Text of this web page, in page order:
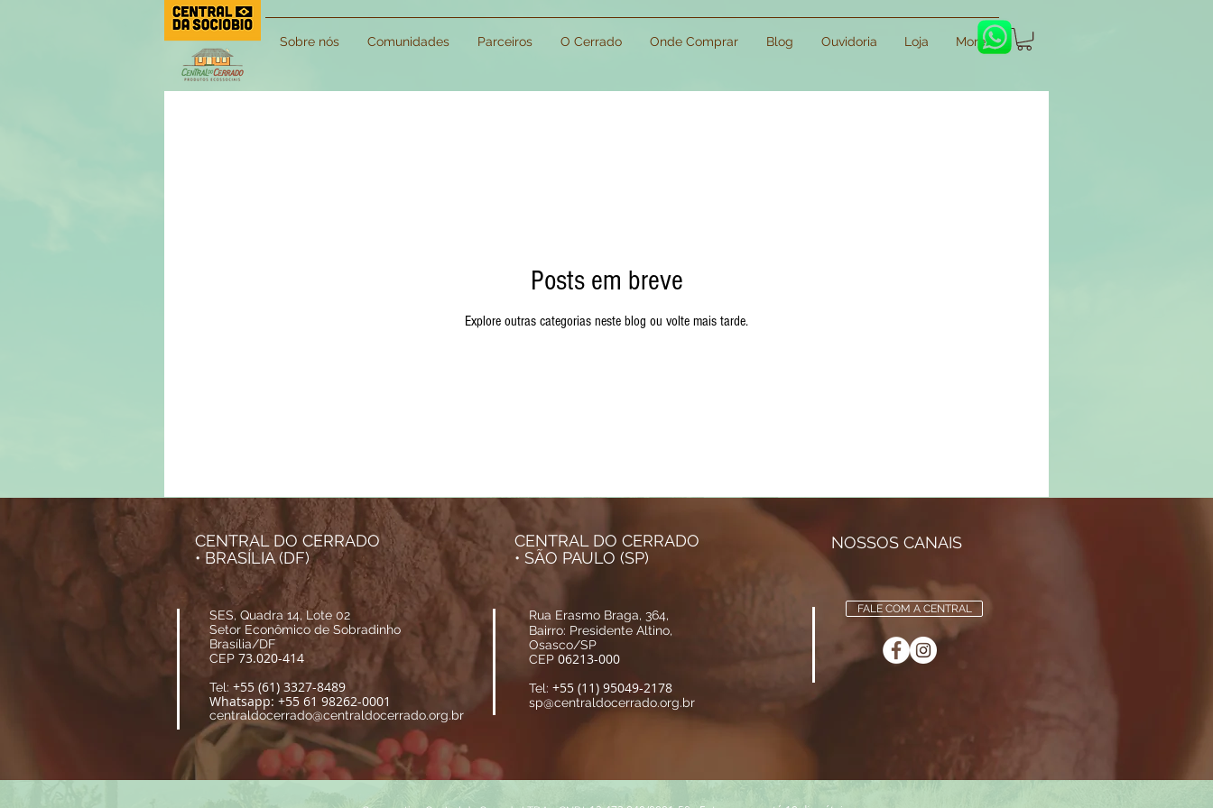
Sobre nós Comunidades Parceiros O Cerrado Onde Comprar Blog Ouvidoria Loja More
Posts em breve
Explore outras categorias neste blog ou volte mais tarde.
NOSSOS CANAIS
Rua Erasmo Braga, 364,
Bairro: Presidente Altino,
Osasco/SP
CEP 06213-000
Tel: +55 (11) 95049-2178
sp@centraldocerrado.org.br
FALE COM A CENTRAL
CENTRAL DO CERRADO
• SÃO PAULO (SP)
CENTRAL DO CERRADO
• BRASÍLIA (DF)
SES, Quadra 14, Lote 02
Setor Econômico de Sobradinho
Brasília/DF
CEP 73.020-414
Tel: +55 (61) 3327-8489
Whatsapp: +55 61 98262-0001
centraldocerrado@centraldocerrado.org.br